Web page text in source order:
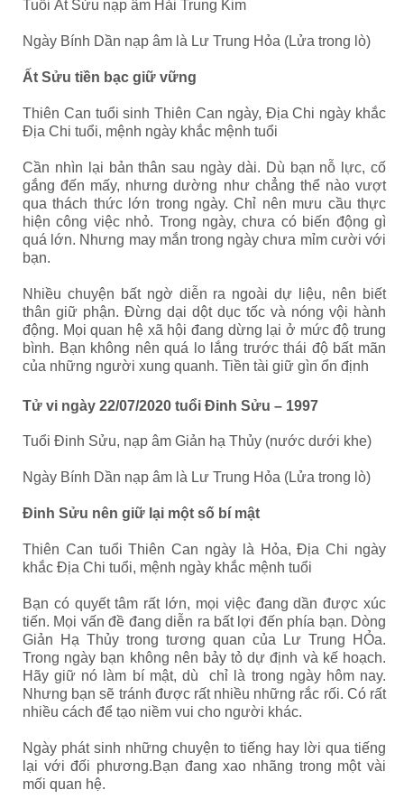
Tuổi Ất Sửu nạp âm Hải Trung Kim
Ngày Bính Dần nạp âm là Lư Trung Hỏa (Lửa trong lò)
Ất Sửu tiền bạc giữ vững
Thiên Can tuổi sinh Thiên Can ngày, Địa Chi ngày khắc
Địa Chi tuổi, mệnh ngày khắc mệnh tuổi
Cần nhìn lại bản thân sau ngày dài. Dù bạn nỗ lực, cố
gắng đến mấy, nhưng dường như chẳng thể nào vượt
qua thách thức lớn trong ngày. Chỉ nên mưu cầu thực
hiện công việc nhỏ. Trong ngày, chưa có biến động gì
quá lớn. Nhưng may mắn trong ngày chưa mỉm cười với
bạn.
Nhiều chuyện bất ngờ diễn ra ngoài dự liệu, nên biết
thân giữ phận. Đừng dại dột dục tốc và nóng vội hành
động. Mọi quan hệ xã hội đang dừng lại ở mức độ trung
bình. Bạn không nên quá lo lắng trước thái độ bất mãn
của những người xung quanh. Tiền tài giữ gìn ổn định
Tử vi ngày 22/07/2020 tuổi Đinh Sửu – 1997
Tuổi Đinh Sửu, nạp âm Giản hạ Thủy (nước dưới khe)
Ngày Bính Dần nạp âm là Lư Trung Hỏa (Lửa trong lò)
Đinh Sửu nên giữ lại một số bí mật
Thiên Can tuổi Thiên Can ngày là Hỏa, Địa Chi ngày
khắc Địa Chi tuổi, mệnh ngày khắc mệnh tuổi
Bạn có quyết tâm rất lớn, mọi việc đang dần được xúc
tiến. Mọi vấn đề đang diễn ra bất lợi đến phía bạn. Dòng
Giản Hạ Thủy trong tương quan của Lư Trung HỎa.
Trong ngày bạn không nên bảy tỏ dự định và kế hoạch.
Hãy giữ nó làm bí mật, dù chỉ là trong ngày hôm nay.
Nhưng bạn sẽ tránh được rất nhiều những rắc rối. Có rất
nhiều cách để tạo niềm vui cho người khác.
Ngày phát sinh những chuyện to tiếng hay lời qua tiếng
lại với đối phương.Bạn đang xao nhãng trong một vài
mối quan hệ.